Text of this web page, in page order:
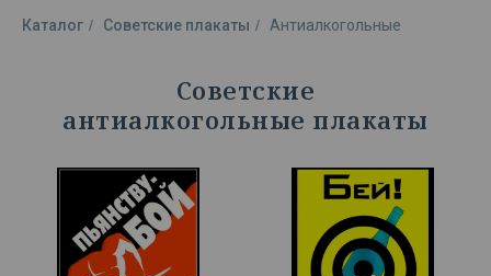
Каталог / Советские плакаты / Антиалкогольные
Советские
антиалкогольные плакаты